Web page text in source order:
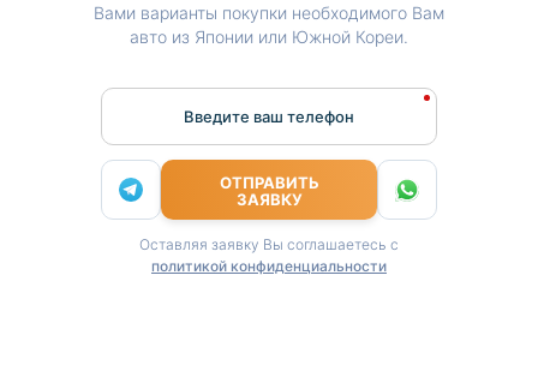
Вами варианты покупки необходимого Вам
авто из Японии или Южной Кореи.
Введите ваш телефон
ОТПРАВИТЬ
ЗАЯВКУ
Оставляя заявку Вы соглашаетесь с
политикой конфиденциальности